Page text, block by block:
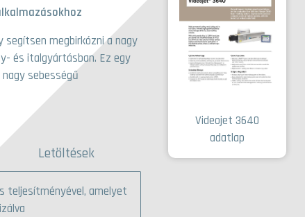
segítsen megbirkózni a nagy
és italgyártásban. Ez egy
sebességű
Letöltések
teljesítményével, amelyet
Videojet 3640
adatlap